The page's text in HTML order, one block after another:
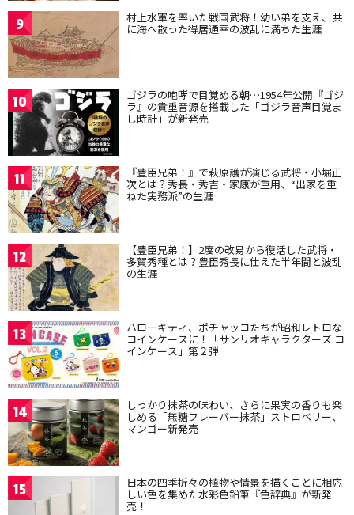
9 村上水軍を率いた戦国武将！幼い弟を支え、共
に海へ散った得居通幸の波乱に満ちた生涯
10 ゴジラの咆哮で目覚める朝…1954年公開『ゴジ
ラ』の貴重音源を搭載した「ゴジラ音声目覚ま
し時計」が新発売
11 『豊臣兄弟！』で萩原護が演じる武将・小堀正
次とは？秀長・秀吉・家康が重用、“出家を重
ねた実務派”の生涯
12 【豊臣兄弟！】2度の改易から復活した武将・
多賀秀種とは？豊臣秀長に仕えた半年間と波乱
の生涯
13 ハローキティ、ポチャッコたちが昭和レトロな
コインケースに！「サンリオキャラクターズ コ
インケース」第２弾
14 しっかり抹茶の味わい、さらに果実の香りも楽
しめる「無糖フレーバー抹茶」ストロベリー、
マンゴー新発売
15 日本の四季折々の植物や情景を描くことに相応
しい色を集めた水彩色鉛筆『色辞典』が新発
売！